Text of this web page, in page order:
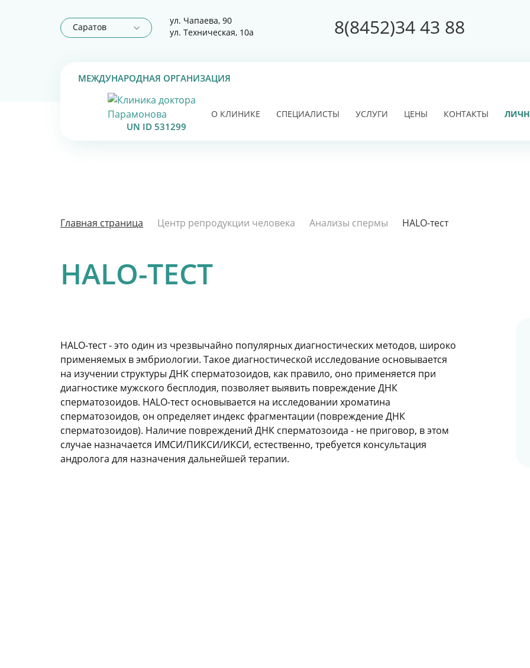
Саратов
ул. Чапаева, 90
ул. Техническая, 10а
8(8452)34 43 88
МЕЖДУНАРОДНАЯ ОРГАНИЗАЦИЯ
UN ID 531299
О КЛИНИКЕ СПЕЦИАЛИСТЫ УСЛУГИ ЦЕНЫ КОНТАКТЫ
Главная страница Центр репродукции человека Анализы спермы HALO-тест
HALO-ТЕСТ
HALO-тест - это один из чрезвычайно популярных диагностических методов, широко
применяемых в эмбриологии. Такое диагностической исследование основывается
на изучении структуры ДНК сперматозоидов, как правило, оно применяется при
диагностике мужского бесплодия, позволяет выявить повреждение ДНК
сперматозоидов. HALO-тест основывается на исследовании хроматина
сперматозоидов, он определяет индекс фрагментации (повреждение ДНК
сперматозоидов). Наличие повреждений ДНК сперматозоида - не приговор, в этом
случае назначается ИМСИ/ПИКСИ/ИКСИ, естественно, требуется консультация
андролога для назначения дальнейшей терапии.